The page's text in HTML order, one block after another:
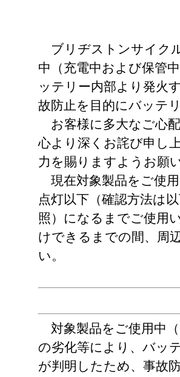
ブリヂストンサイク
中（充電中および保管
ッテリー内部より発火
故防止を目的にバッテ
お客様に多大なご心
心より深くお詫び申し
力を賜りますようお願
現在対象製品をご使
点灯以下（確認方法は
照）になるまでご使用
けできるまでの間、周
い。
対象製品をご使用中
の劣化等により、バッ
が判明したため、事故